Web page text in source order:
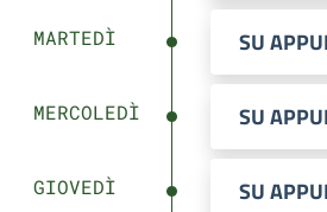
MARTEDÌ SU
MERCOLEDÌ SU
GIOVEDÌ SU